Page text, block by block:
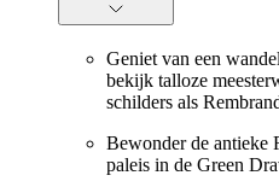
Geniet van een
bekijk talloze
schilders als
Bewonder de antieke
paleis in de Green